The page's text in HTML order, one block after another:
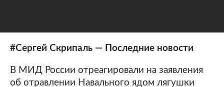
#Сергей Скрипаль — Последние новости
В МИД России отреагировали на заявления
об отравлении Навального ядом лягушки